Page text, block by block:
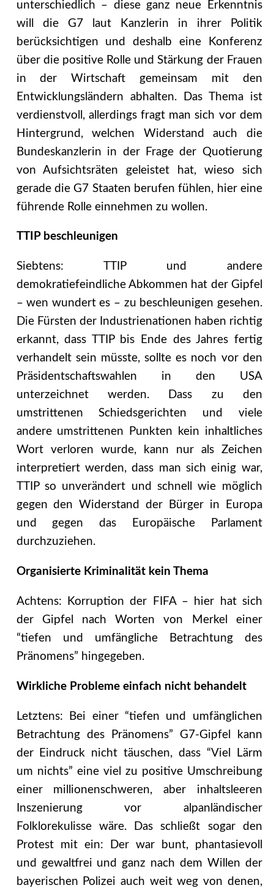
unterschiedlich – diese ganz neue Erkenntnis
will die G7 laut Kanzlerin in ihrer Politik
berücksichtigen und deshalb eine Konferenz
über die positive Rolle und Stärkung der Frauen
in der Wirtschaft gemeinsam mit den
Entwicklungsländern abhalten. Das Thema ist
verdienstvoll, allerdings fragt man sich vor dem
Hintergrund, welchen Widerstand auch die
Bundeskanzlerin in der Frage der Quotierung
von Aufsichtsräten geleistet hat, wieso sich
gerade die G7 Staaten berufen fühlen, hier eine
führende Rolle einnehmen zu wollen.
TTIP beschleunigen
Siebtens: TTIP und andere
demokratiefeindliche Abkommen hat der Gipfel
– wen wundert es – zu beschleunigen gesehen.
Die Fürsten der Industrienationen haben richtig
erkannt, dass TTIP bis Ende des Jahres fertig
verhandelt sein müsste, sollte es noch vor den
Präsidentschaftswahlen in den USA
unterzeichnet werden. Dass zu den
umstrittenen Schiedsgerichten und viele
andere umstrittenen Punkten kein inhaltliches
Wort verloren wurde, kann nur als Zeichen
interpretiert werden, dass man sich einig war,
TTIP so unverändert und schnell wie möglich
gegen den Widerstand der Bürger in Europa
und gegen das Europäische Parlament
durchzuziehen.
Organisierte Kriminalität kein Thema
Achtens: Korruption der FIFA – hier hat sich
der Gipfel nach Worten von Merkel einer
“tiefen und umfängliche Betrachtung des
Pränomens” hingegeben.
Wirkliche Probleme einfach nicht behandelt
Letztens: Bei einer “tiefen und umfänglichen
Betrachtung des Pränomens” G7-Gipfel kann
der Eindruck nicht täuschen, dass “Viel Lärm
um nichts” eine viel zu positive Umschreibung
einer millionenschweren, aber inhaltsleeren
Inszenierung vor alpanländischer
Folklorekulisse wäre. Das schließt sogar den
Protest mit ein: Der war bunt, phantasievoll
und gewaltfrei und ganz nach dem Willen der
bayerischen Polizei auch weit weg von denen,